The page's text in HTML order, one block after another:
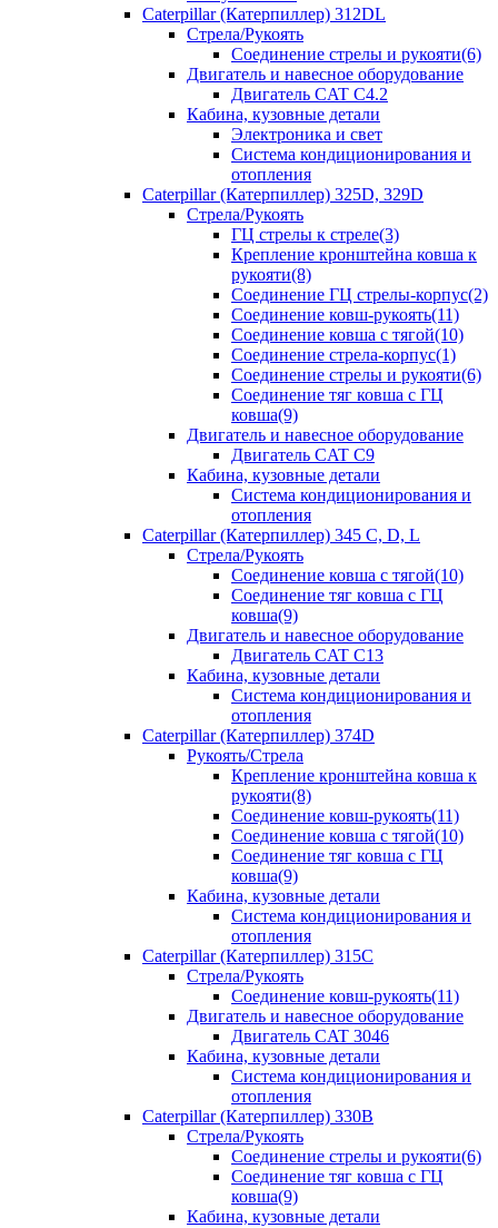
Caterpillar (Катерпиллер) 312DL
Стрела/Рукоять
Соединение стрелы и рукояти(6)
Двигатель и навесное оборудование
Двигатель CAT С4.2
Кабина, кузовные детали
Электроника и свет
Система кондиционирования и
отопления
Caterpillar (Катерпиллер) 325D, 329D
Стрела/Рукоять
ГЦ стрелы к стреле(3)
Крепление кронштейна ковша к
рукояти(8)
Соединение ГЦ стрелы-корпус(2)
Соединение ковш-рукоять(11)
Соединение ковша с тягой(10)
Соединение стрела-корпус(1)
Соединение стрелы и рукояти(6)
Соединение тяг ковша с ГЦ
ковша(9)
Двигатель и навесное оборудование
Двигатель CAT C9
Кабина, кузовные детали
Система кондиционирования и
отопления
Caterpillar (Катерпиллер) 345 C, D, L
Стрела/Рукоять
Соединение ковша с тягой(10)
Соединение тяг ковша с ГЦ
ковша(9)
Двигатель и навесное оборудование
Двигатель CAT C13
Кабина, кузовные детали
Система кондиционирования и
отопления
Caterpillar (Катерпиллер) 374D
Рукоять/Стрела
Крепление кронштейна ковша к
рукояти(8)
Соединение ковш-рукоять(11)
Соединение ковша с тягой(10)
Соединение тяг ковша с ГЦ
ковша(9)
Кабина, кузовные детали
Система кондиционирования и
отопления
Caterpillar (Катерпиллер) 315C
Стрела/Рукоять
Соединение ковш-рукоять(11)
Двигатель и навесное оборудование
Двигатель CAT 3046
Кабина, кузовные детали
Система кондиционирования и
отопления
Caterpillar (Катерпиллер) 330B
Стрела/Рукоять
Соединение стрелы и рукояти(6)
Соединение тяг ковша с ГЦ
ковша(9)
Кабина, кузовные детали